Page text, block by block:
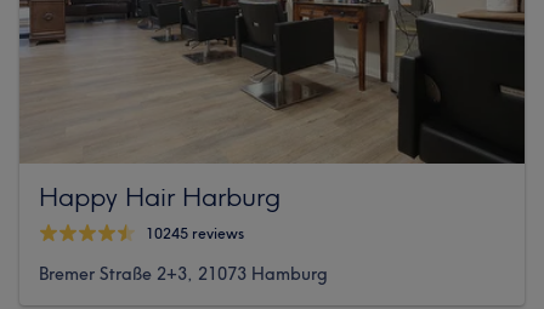
Happy Hair Harburg
10245 reviews
Bremer Straße 2+3, 21073 Hamburg